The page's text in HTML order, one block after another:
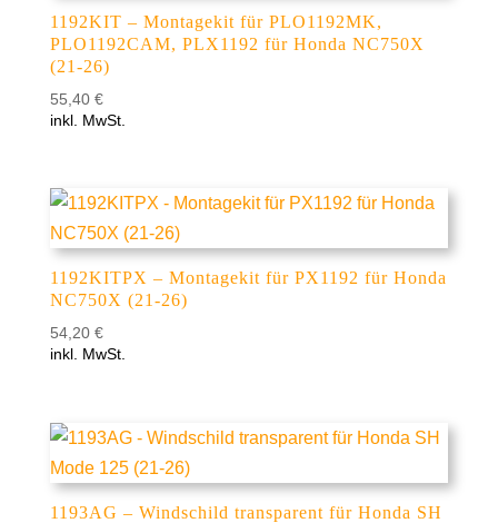
1192KIT – Montagekit für PLO1192MK,
PLO1192CAM, PLX1192 für Honda NC750X
(21-26)
55,40 €
inkl. MwSt.
1192KITPX – Montagekit für PX1192 für Honda
NC750X (21-26)
54,20 €
inkl. MwSt.
1193AG – Windschild transparent für Honda SH